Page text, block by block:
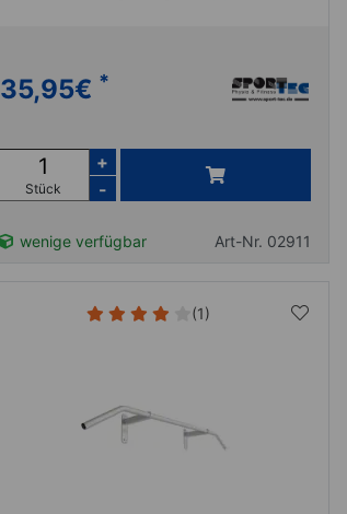
35,95€ *
Stück
+
-
wenige verfügbar Art-Nr. 02911
(1)